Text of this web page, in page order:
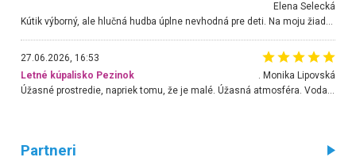
Elena Selecká
Kútik výborný, ale hlučná hudba úplne nevhodná pre deti. Na moju žiadosť o aspoň sušenie nereagovali.
27.06.2026, 16:53
Letné kúpalisko Pezinok
. Monika Lipovská
Úžasné prostredie, napriek tomu, že je malé. Úžasná atmosféra. Voda fantastická a nádherná. Ľudí je pomerne veľa, ale su mili a ohľaduplní. Je veľmi zaujímavé sledovať, ako dokážu spolu športovať cudzí ľudia a bez ohľadu na vek. Vládne tu pohoda. Vnuka neviem dostať z vody. Ďakujem za krásny deň . Urcite sa sem vrátim. Jediný problém je s parkovaním, ale aj ten sa mi podarilo vyriešiť. Monika Bratislava
Partneri